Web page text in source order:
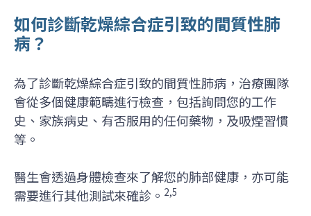
如何診斷乾燥綜合症引致的間質性肺
病？
為了診斷乾燥綜合症引致的間質性肺病，治療團隊
會從多個健康範疇進行檢查，包括詢問您的工作
史、家族病史、有否服用的任何藥物，及吸煙習慣
等。
醫生會透過身體檢查來了解您的肺部健康，亦可能
需要進行其他測試來確診。 2,5